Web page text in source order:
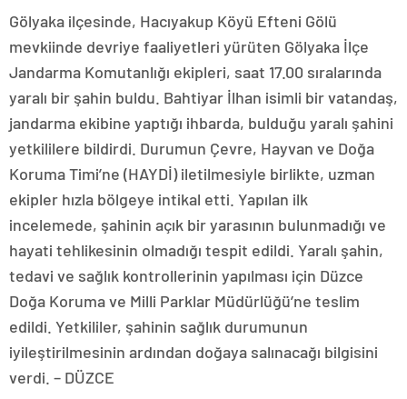
Gölyaka ilçesinde, Hacıyakup Köyü Efteni Gölü
mevkiinde devriye faaliyetleri yürüten Gölyaka İlçe
Jandarma Komutanlığı ekipleri, saat 17.00 sıralarında
yaralı bir şahin buldu. Bahtiyar İlhan isimli bir vatandaş,
jandarma ekibine yaptığı ihbarda, bulduğu yaralı şahini
yetkililere bildirdi. Durumun Çevre, Hayvan ve Doğa
Koruma Timi’ne (HAYDİ) iletilmesiyle birlikte, uzman
ekipler hızla bölgeye intikal etti. Yapılan ilk
incelemede, şahinin açık bir yarasının bulunmadığı ve
hayati tehlikesinin olmadığı tespit edildi. Yaralı şahin,
tedavi ve sağlık kontrollerinin yapılması için Düzce
Doğa Koruma ve Milli Parklar Müdürlüğü’ne teslim
edildi. Yetkililer, şahinin sağlık durumunun
iyileştirilmesinin ardından doğaya salınacağı bilgisini
verdi. – DÜZCE